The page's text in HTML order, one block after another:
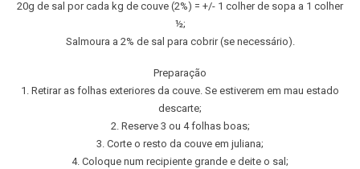
20g de sal por cada kg de couve (2%) = +/- 1 colher de sopa a 1 colher
½;
Salmoura a 2% de sal para cobrir (se necessário).
Preparação
1. Retirar as folhas exteriores da couve. Se estiverem em mau estado
descarte;
2. Reserve 3 ou 4 folhas boas;
3. Corte o resto da couve em juliana;
4. Coloque num recipiente grande e deite o sal;